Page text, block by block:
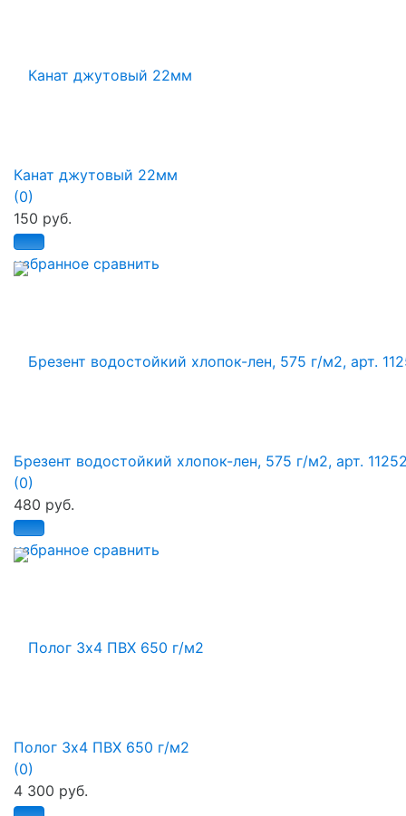
избранное сравнить
Канат джутовый 22мм
(0)
150 руб.
избранное сравнить
Брезент водостойкий хлопок-лен, 575 г/м2, арт.
(0)
480 руб.
Полог 3х4 ПВХ 650 г/м2
(0)
4 300 руб.